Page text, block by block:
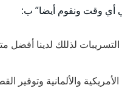
أي وقت ونقوم أيضا” ب:
لذللك لدينا
الأمريكية والألمانية